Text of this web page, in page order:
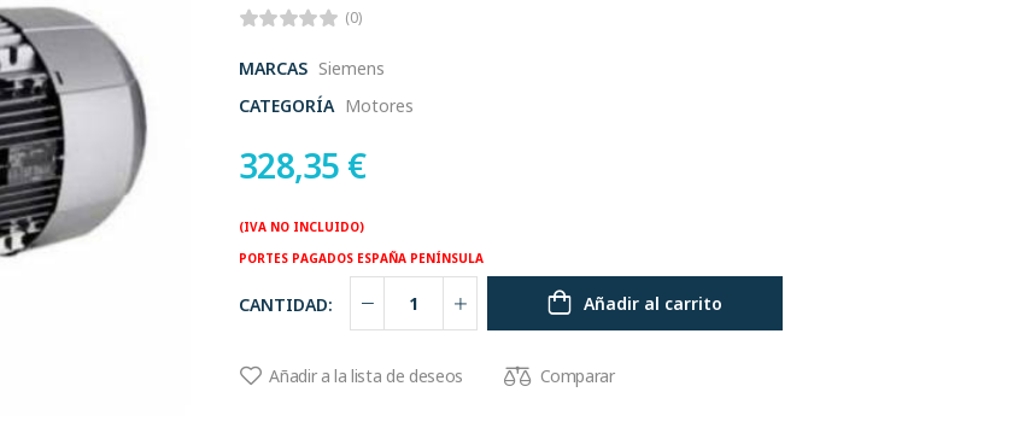
(0)
MARCAS Siemens
CATEGORÍA Motores
328,35 €
(IVA NO INCLUIDO)
PORTES PAGADOS ESPAÑA PENÍNSULA
CANTIDAD: Añadir al carrito
Añadir a la lista de deseos Comparar